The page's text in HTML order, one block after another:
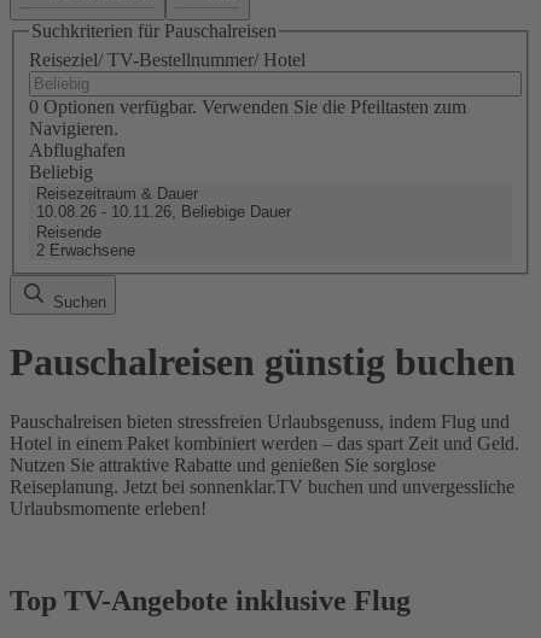
Suchkriterien für Pauschalreisen
Reiseziel/ TV-Bestellnummer/ Hotel
0 Optionen verfügbar. Verwenden Sie die Pfeiltasten zum
Navigieren.
Abflughafen
Beliebig
Reisezeitraum & Dauer
10.08.26 - 10.11.26, Beliebige Dauer
Reisende
2 Erwachsene
Suchen
Pauschalreisen günstig buchen
Pauschalreisen bieten stressfreien Urlaubsgenuss, indem Flug und
Hotel in einem Paket kombiniert werden – das spart Zeit und Geld.
Nutzen Sie attraktive Rabatte und genießen Sie sorglose
Reiseplanung. Jetzt bei sonnenklar.TV buchen und unvergessliche
Urlaubsmomente erleben!
Top TV-Angebote inklusive Flug